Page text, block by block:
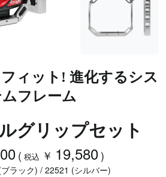
ィット! 進化するシス
フレーム
グリップセット
( 税込 ￥ 19,580)
ラック) / 22521 (シルバー)